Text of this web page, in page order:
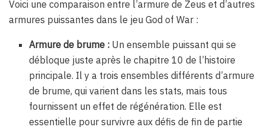
Voici une comparaison entre l’armure de Zeus et d’autres
armures puissantes dans le jeu God of War :
Armure de brume : Un ensemble puissant qui se
débloque juste après le chapitre 10 de l’histoire
principale. Il y a trois ensembles différents d’armure
de brume, qui varient dans les stats, mais tous
fournissent un effet de régénération. Elle est
essentielle pour survivre aux défis de fin de partie